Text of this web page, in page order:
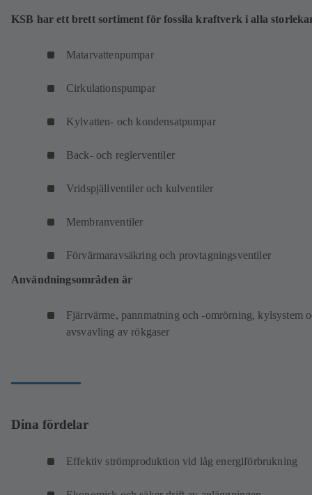
KSB har ett brett sortiment för fossila kraftverk i alla
Matarvattenpumpar
Cirkulationspumpar
Kylvatten- och kondensatpumpar
Back- och reglerventiler
Vridspjällventiler och kulventiler
Membranventiler
Förvärmaravsäkring och provtagningsventiler
Användningsområden är
Fjärrvärme, pannmatning och -omrörning, kylsystem
avsvavling av rökgaser
Dina fördelar
Effektiv strömproduktion vid låg energiförbrukning